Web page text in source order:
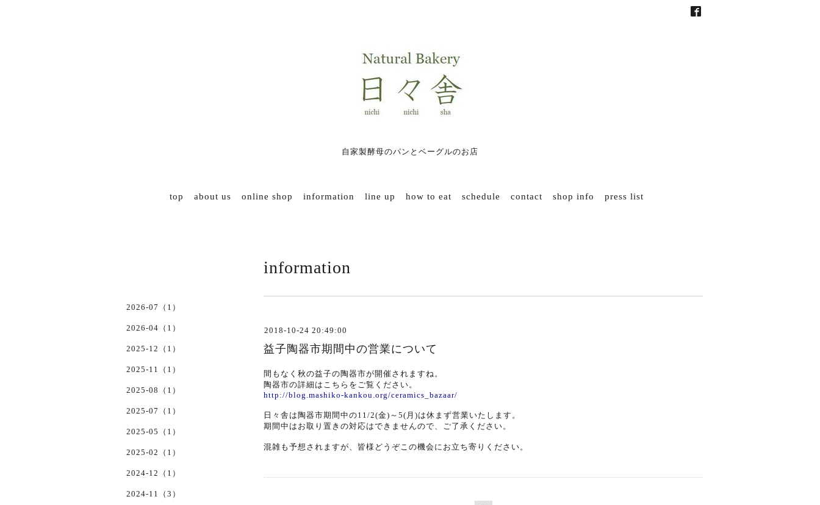
自家製酵母のパンとベーグルのお店
top about us online shop information line up how to eat schedule contact shop info press list
information
2018-10-24 20:49:00
益子陶器市期間中の営業について
間もなく秋の益子の陶器市が開催されますね。
陶器市の詳細はこちらをご覧ください。
http://blog.mashiko-kankou.org/ceramics_bazaar/
日々舎は陶器市期間中の11/2(金)～5(月)は休まず営業いたします。
期間中はお取り置きの対応はできませんので、ご了承ください。
混雑も予想されますが、皆様どうぞこの機会にお立ち寄りください。
2026-07（1）
2026-04（1）
2025-12（1）
2025-11（1）
2025-08（1）
2025-07（1）
2025-05（1）
2025-02（1）
2024-12（1）
2024-11（3）